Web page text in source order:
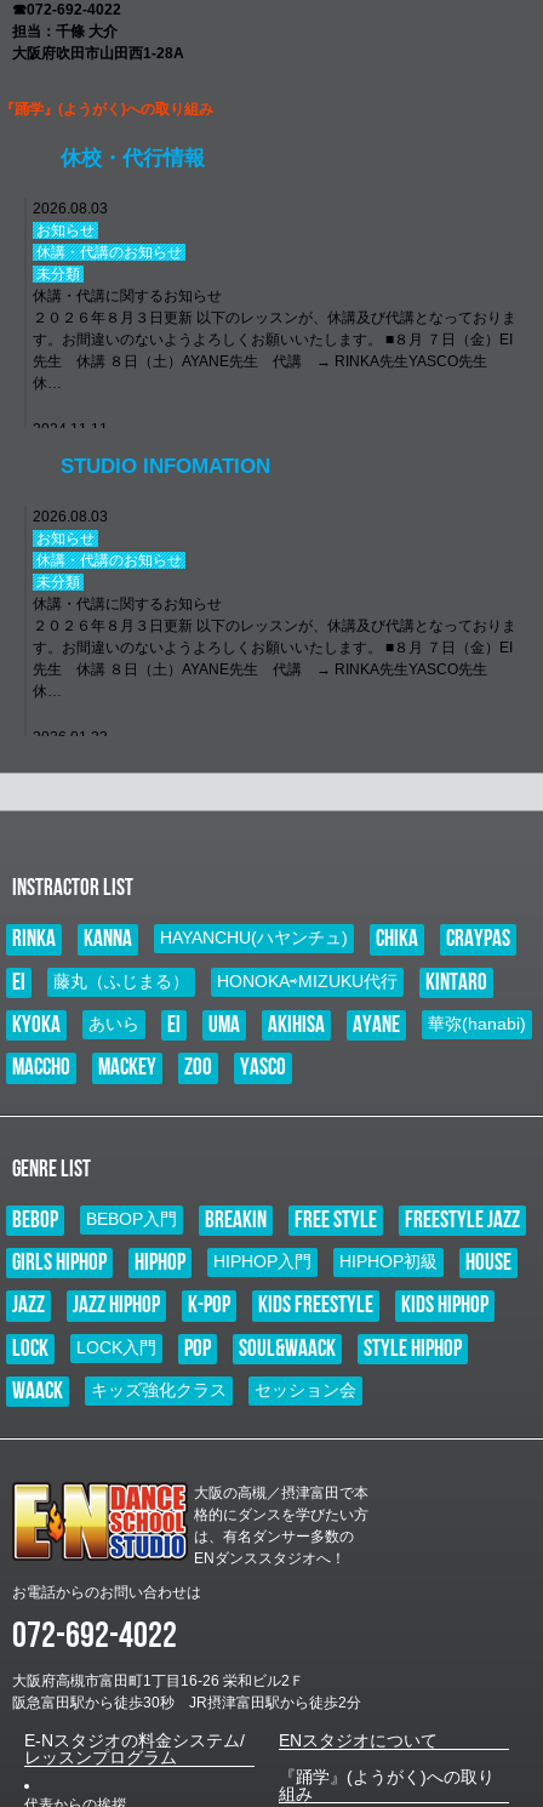
☎072-692-4022
担当：千條 大介
大阪府吹田市山田西1-28A
『踊学』(ようがく)への取り組み
休校・代行情報
2026.08.03
お知らせ
休講・代講のお知らせ
未分類
休講・代講に関するお知らせ
２０２６年８月３日更新 以下のレッスンが、休講及び代講となっておりま
す。お間違いのないようよろしくお願いいたします。 ■８月 ７日（金）EI
先生 休講 ８日（土）AYANE先生 代講 → RINKA先生YASCO先生
休…
2024.11.11
休講・代講のお知らせ
年末年始について
【年末年始について】 12/29(日)〜1/6(月) 全クラス休講 Dance School E-
N STUDIO TEL: 072-692-4022 LINE ID: e-nstudio6534 #ens…
STUDIO INFOMATION
2026.08.03
お知らせ
休講・代講のお知らせ
未分類
休講・代講に関するお知らせ
２０２６年８月３日更新 以下のレッスンが、休講及び代講となっておりま
す。お間違いのないようよろしくお願いいたします。 ■８月 ７日（金）EI
先生 休講 ８日（土）AYANE先生 代講 → RINKA先生YASCO先生
休…
2026.01.23
城東区鴫野西２-１-２１
2026.01.01
E–Nニュース
お知らせ
未分類
謹賀新年
新年あけましておめでとうございます 旧年中は大変お世話になり 誠に有
難うございました 本年も一つずつの「縁」を大切に ダンスを通じて沢山
の笑顔と感動をクリエイトして参りますので 本年も変わらず ご指導ご鞭
撻のほど 宜しく…
2025.11.07
NEW LESSON
未分類
NEW LESSON スタート！！
POPの要素を取り入れた独自のHIPHOPスタイル「KANNA」による、 キ
ッズ（中学生まで）を対象としたクラスがスタート致します！ お申し込み
先着７名様に、11/29、12/6の２回分のチケットプレゼント！ 本日（11…
2025.11.01
E–Nニュース
お知らせ
E-Nハロウィンダンスコンテスト結果発表！！
トリーを頂きました！ どの作品も趣向が凝らされており、それぞれのクラ
スやメンバーの楽しい雰囲気がすごく伝わってきました！ どの作品も甲乙
つけ難い内容と…
INSTRACTOR LIST
RINKA
KANNA HAYANCHU(ハヤンチュ) CHIKA
CRAYPAS
EI
藤丸（ふじまる） HONOKA⇨MIZUKU代行
KINTARO
kyoka
あいら EI UMA AKIHISA AYANE 華弥(hanabi)
MACCHO MACKEY ZOO YASCO
GENRE LIST
BEBOP
BEBOP入門 BREAKIN FREE STYLE
FREESTYLE JAZZ
GIRLS HIPHOP
HIPHOP HIPHOP入門 HIPHOP初級
HOUSE
JAZZ
JAZZ HIPHOP K-POP KIDS FREESTYLE
KIDS HIPHOP
LOCK
LOCK入門 POP SOUL&WAACK
STYLE HIPHOP
WAACK
キッズ強化クラス セッション会
大阪の高槻／摂津富田で本
格的にダンスを学びたい方
は、有名ダンサー多数の
ENダンススタジオへ！
お電話からのお問い合わせは
072-692-4022
大阪府高槻市富田町1丁目16-26 栄和ビル2Ｆ
阪急富田駅から徒歩30秒 JR摂津富田駅から徒歩2分
E-Nスタジオの料金システム/
レッスンプログラム
ENスタジオについて
『踊学』(ようがく)への取り
組み